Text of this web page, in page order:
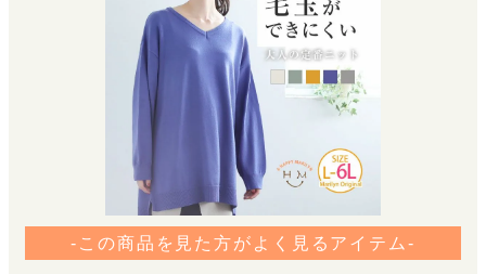
-この商品を見た方がよく見るアイテム-